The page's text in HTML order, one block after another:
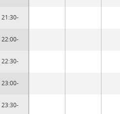
21:30-
22:00-
22:30-
23:00-
23:30-